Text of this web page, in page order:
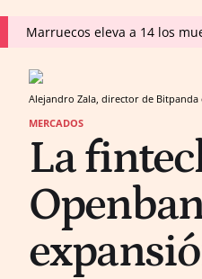
Marruecos eleva a 14 los
Alejandro Zala, director de Bitpanda
MERCADOS
La